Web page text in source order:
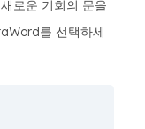
로운 기회의 문을
를 선택하세